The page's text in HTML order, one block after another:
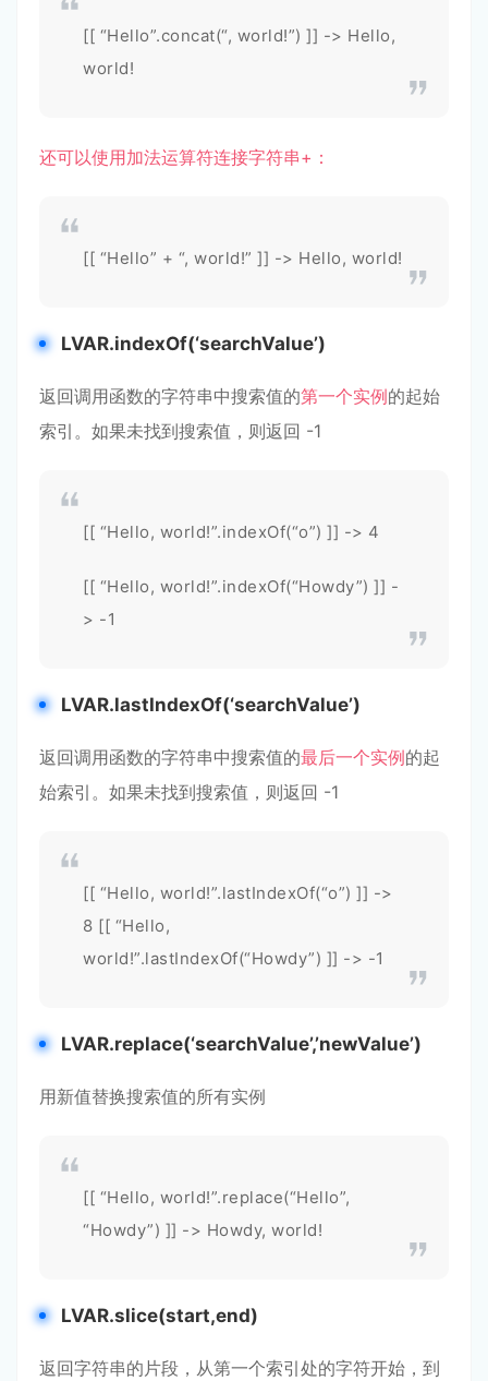
[[ “Hello”.concat(“, world!”) ]] -> Hello,
world!
还可以使用加法运算符连接字符串+：
[[ “Hello” + “, world!” ]] -> Hello, world!
LVAR.indexOf(‘searchValue’)
返回调用函数的字符串中搜索值的第一个实例的起始
索引。如果未找到搜索值，则返回 -1
[[ “Hello, world!”.indexOf(“o”) ]] -> 4
[[ “Hello, world!”.indexOf(“Howdy”) ]] -
> -1
LVAR.lastIndexOf(‘searchValue’)
返回调用函数的字符串中搜索值的最后一个实例的起
始索引。如果未找到搜索值，则返回 -1
[[ “Hello, world!”.lastIndexOf(“o”) ]] ->
8 [[ “Hello,
world!”.lastIndexOf(“Howdy”) ]] -> -1
LVAR.replace(‘searchValue’,’newValue’)
用新值替换搜索值的所有实例
[[ “Hello, world!”.replace(“Hello”,
“Howdy”) ]] -> Howdy, world!
LVAR.slice(start,end)
返回字符串的片段，从第一个索引处的字符开始，到